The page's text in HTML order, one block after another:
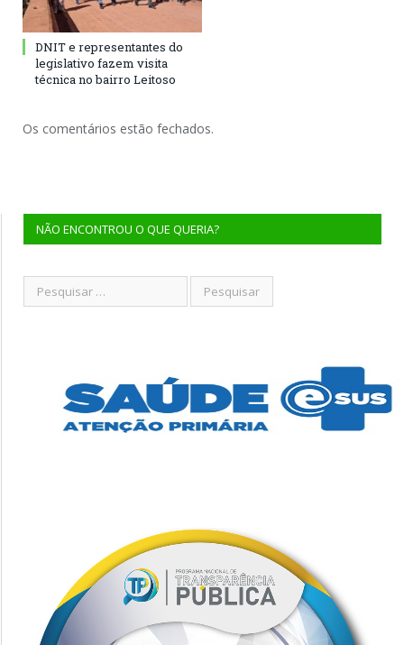
DNIT e representantes do
legislativo fazem visita
técnica no bairro Leitoso
Os comentários estão fechados.
NÃO ENCONTROU O QUE QUERIA?